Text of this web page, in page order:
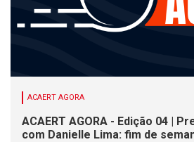
ACAERT AGORA
ACAERT AGORA - Edição 04 |
com Danielle Lima: fim de